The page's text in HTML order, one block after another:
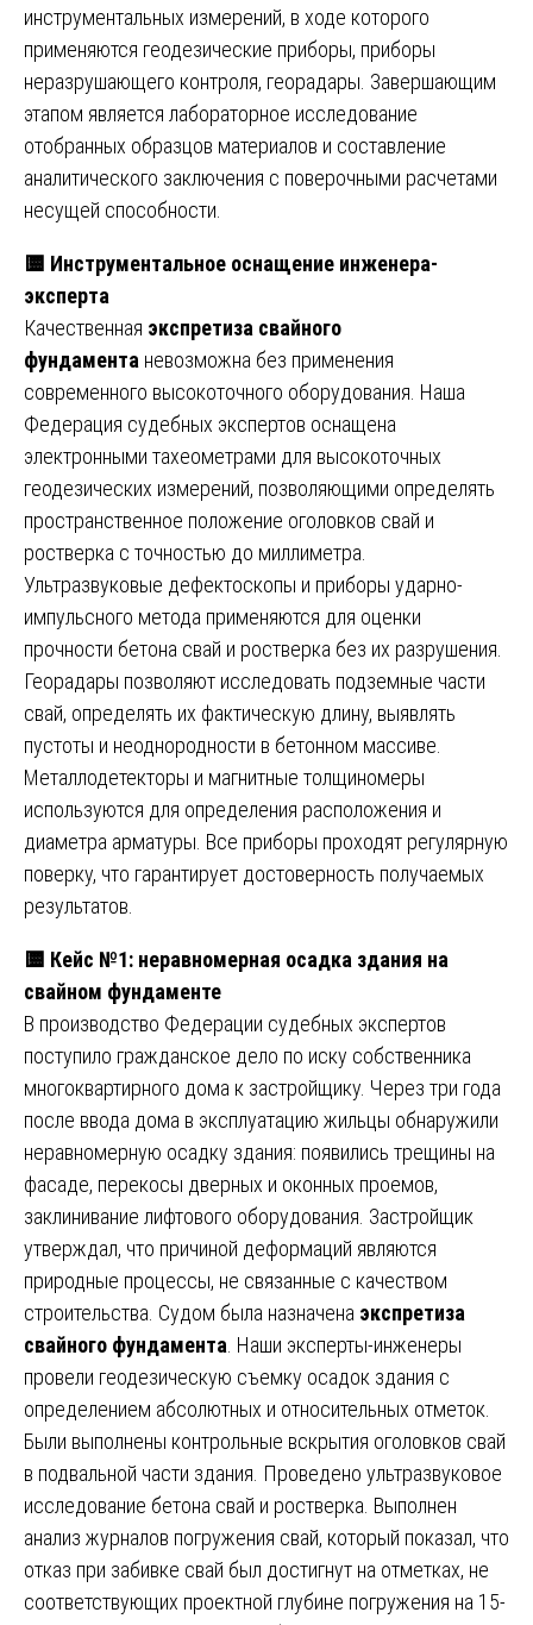
инструментальных измерений, в ходе которого
применяются геодезические приборы, приборы
неразрушающего контроля, георадары. Завершающим
этапом является лабораторное исследование
отобранных образцов материалов и составление
аналитического заключения с поверочными расчетами
несущей способности.
🟨 Инструментальное оснащение инженера-
эксперта
Качественная экспретиза свайного
фундамента невозможна без применения
современного высокоточного оборудования. Наша
Федерация судебных экспертов оснащена
электронными тахеометрами для высокоточных
геодезических измерений, позволяющими определять
пространственное положение оголовков свай и
ростверка с точностью до миллиметра.
Ультразвуковые дефектоскопы и приборы ударно-
импульсного метода применяются для оценки
прочности бетона свай и ростверка без их разрушения.
Георадары позволяют исследовать подземные части
свай, определять их фактическую длину, выявлять
пустоты и неоднородности в бетонном массиве.
Металлодетекторы и магнитные толщиномеры
используются для определения расположения и
диаметра арматуры. Все приборы проходят регулярную
поверку, что гарантирует достоверность получаемых
результатов.
🟨 Кейс №1: неравномерная осадка здания на
свайном фундаменте
В производство Федерации судебных экспертов
поступило гражданское дело по иску собственника
многоквартирного дома к застройщику. Через три года
после ввода дома в эксплуатацию жильцы обнаружили
неравномерную осадку здания: появились трещины на
фасаде, перекосы дверных и оконных проемов,
заклинивание лифтового оборудования. Застройщик
утверждал, что причиной деформаций являются
природные процессы, не связанные с качеством
строительства. Судом была назначена экспретиза
свайного фундамента . Наши эксперты-инженеры
провели геодезическую съемку осадок здания с
определением абсолютных и относительных отметок.
Были выполнены контрольные вскрытия оголовков свай
в подвальной части здания. Проведено ультразвуковое
исследование бетона свай и ростверка. Выполнен
анализ журналов погружения свай, который показал, что
отказ при забивке свай был достигнут на отметках, не
соответствующих проектной глубине погружения на 15-